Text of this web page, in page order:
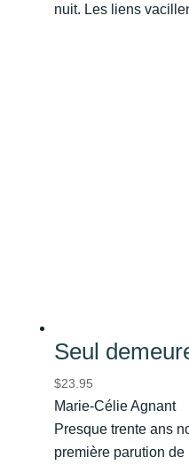
nuit. Les liens
Seul
$23.95
Marie-Célie Agnant
Presque trente ans
première parution